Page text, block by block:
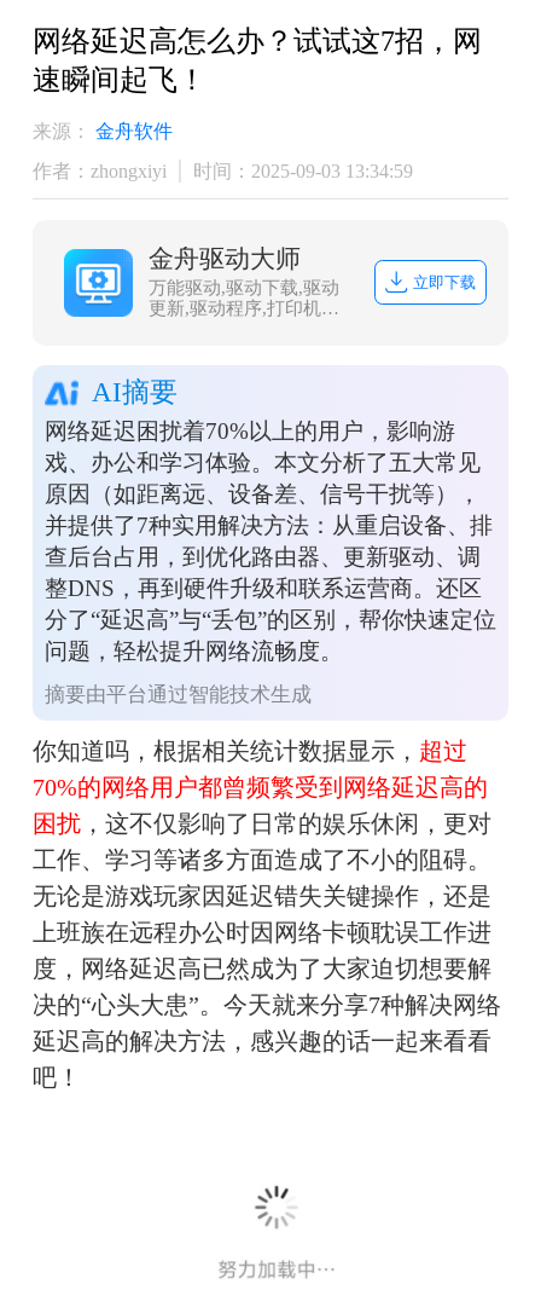
网络延迟高怎么办？试试这7招，网
速瞬间起飞！
来源：
金舟软件
作者：zhongxiyi
时间：2025-09-03 13:34:59
金舟驱动大师
万能驱动,驱动下载,驱动
更新,驱动程序,打印机驱
立即下载
AI摘要
网络延迟困扰着70%以上的用户，影响游
戏、办公和学习体验。本文分析了五大常见
原因（如距离远、设备差、信号干扰等），
并提供了7种实用解决方法：从重启设备、排
查后台占用，到优化路由器、更新驱动、调
整DNS，再到硬件升级和联系运营商。还区
分了“延迟高”与“丢包”的区别，帮你快速定位
问题，轻松提升网络流畅度。
摘要由平台通过智能技术生成
你知道吗，根据相关统计数据显示， 超过
70%的网络用户都曾频繁受到网络延迟高的
困扰，这不仅影响了日常的娱乐休闲，更对
工作、学习等诸多方面造成了不小的阻碍。
无论是游戏玩家因延迟错失关键操作，还是
上班族在远程办公时因网络卡顿耽误工作进
度，网络延迟高已然成为了大家迫切想要解
决的“心头大患”。今天就来分享7种解决网络
延迟高的解决方法，感兴趣的话一起来看看
吧！